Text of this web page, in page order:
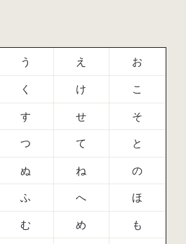
う え お
く け こ
す せ そ
つ て と
ぬ ね の
ふ へ ほ
む め も